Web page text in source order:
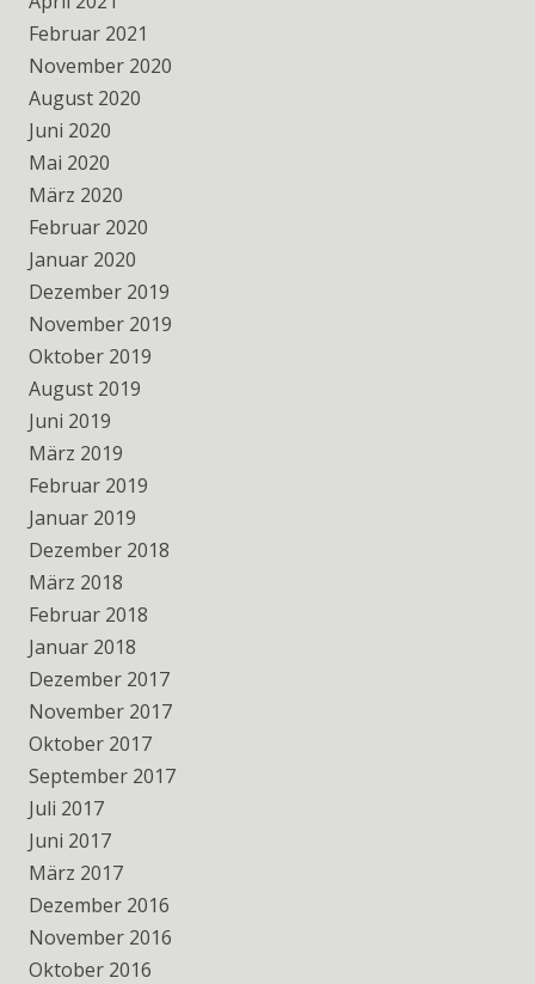
Februar 2021
November 2020
August 2020
Juni 2020
Mai 2020
März 2020
Februar 2020
Januar 2020
Dezember 2019
November 2019
Oktober 2019
August 2019
Juni 2019
März 2019
Februar 2019
Januar 2019
Dezember 2018
März 2018
Februar 2018
Januar 2018
Dezember 2017
November 2017
Oktober 2017
September 2017
Juli 2017
Juni 2017
März 2017
Dezember 2016
November 2016
Oktober 2016